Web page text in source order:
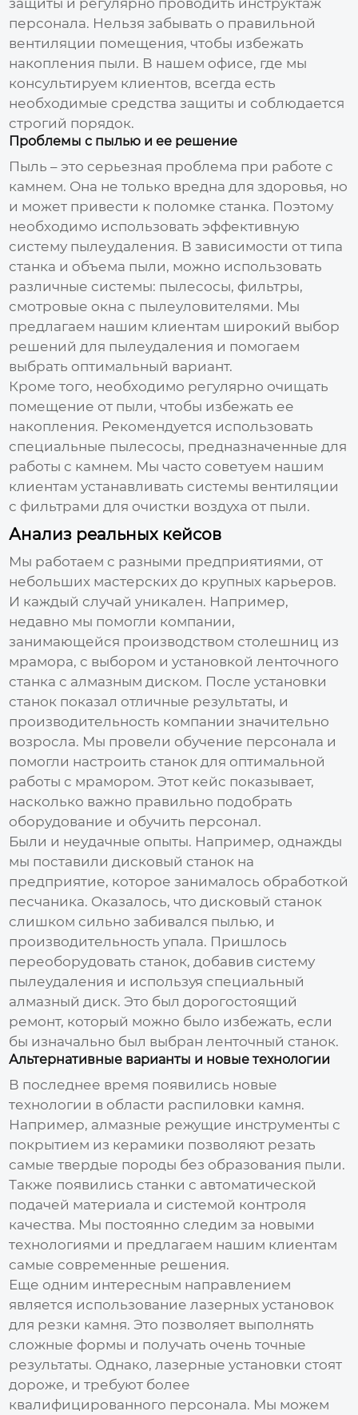
персонала. Нельзя забывать о правильной
вентиляции помещения, чтобы избежать
накопления пыли. В нашем офисе, где мы
консультируем клиентов, всегда есть
необходимые средства защиты и соблюдается
строгий порядок.
Проблемы с пылью и ее решение
Пыль – это серьезная проблема при работе с
камнем. Она не только вредна для здоровья, но
и может привести к поломке станка. Поэтому
необходимо использовать эффективную
систему пылеудаления. В зависимости от типа
станка и объема пыли, можно использовать
различные системы: пылесосы, фильтры,
смотровые окна с пылеуловителями. Мы
предлагаем нашим клиентам широкий выбор
решений для пылеудаления и помогаем
выбрать оптимальный вариант.
Кроме того, необходимо регулярно очищать
помещение от пыли, чтобы избежать ее
накопления. Рекомендуется использовать
специальные пылесосы, предназначенные для
работы с камнем. Мы часто советуем нашим
клиентам устанавливать системы вентиляции
с фильтрами для очистки воздуха от пыли.
Анализ реальных кейсов
Мы работаем с разными предприятиями, от
небольших мастерских до крупных карьеров.
И каждый случай уникален. Например,
недавно мы помогли компании,
занимающейся производством столешниц из
мрамора, с выбором и установкой ленточного
станка с алмазным диском. После установки
станок показал отличные результаты, и
производительность компании значительно
возросла. Мы провели обучение персонала и
помогли настроить станок для оптимальной
работы с мрамором. Этот кейс показывает,
насколько важно правильно подобрать
оборудование и обучить персонал.
Были и неудачные опыты. Например, однажды
мы поставили дисковый станок на
предприятие, которое занималось обработкой
песчаника. Оказалось, что дисковый станок
слишком сильно забивался пылью, и
производительность упала. Пришлось
переоборудовать станок, добавив систему
пылеудаления и используя специальный
алмазный диск. Это был дорогостоящий
ремонт, который можно было избежать, если
бы изначально был выбран ленточный станок.
Альтернативные варианты и новые технологии
В последнее время появились новые
технологии в области распиловки камня.
Например, алмазные режущие инструменты с
покрытием из керамики позволяют резать
самые твердые породы без образования пыли.
Также появились станки с автоматической
подачей материала и системой контроля
качества. Мы постоянно следим за новыми
технологиями и предлагаем нашим клиентам
самые современные решения.
Еще одним интересным направлением
является использование лазерных установок
для резки камня. Это позволяет выполнять
сложные формы и получать очень точные
результаты. Однако, лазерные установки стоят
дороже, и требуют более
квалифицированного персонала. Мы можем